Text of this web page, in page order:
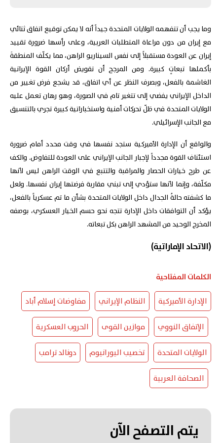
وما يجب أن تتفهمه الولايات المتحدة جيداً أنه لا يمكن توقيع اتفاق ثنائي
مع إيران من دون مراعاة المتطلبات العربية، وعلى رأسها ضرورة تقييد
إيران عن العودة مستقبلاً إلى نفس السيناريو الراهن، مما يكلّف المنطقةَ
بأكملها تبعاتٍ كبيرة. ومن المرجح أن تقويض أركان القوة الإيرانية
الغاشمة بالفعل، وبصرف النظر عن أي اتفاق، قد يشجع فرض تغيير من
الداخل الإيراني يفضي إلى تتغير تام في الصورة، وهو رهان تعمل عليه
الولايات المتحدة في ظلّ تحركات أمنية واستخباراتية كبيرة تجري بالتنسيق
مع الجانب الإسرائيلي.
والواقع أن الإدارة الأميركية ستجد نفسها في وقت محدد أمام ضرورة
استئناف القوة مجدداً لإجبار الجانب الإيراني على العودة للتفاوض. والكف
عن طرح خيارات الحصار والمراقبة والتتبع في الوقت الراهن ليس لأنها
مكلّفة، وإنما لأنها ستؤدي إلى تبني مقاربة فرضتها إيران نفسها. ولعل
ما كشفته حالةُ الجدال داخل الولايات المتحدة بشأن ما تم عسكرياً بالفعل،
يؤكد أن التوافقات داخل الإدارة تتجه نحو حسم الخيار العسكري، بوصفه
المخرج الوحيد من المشهد الراهن بكل تبعاته.
(الاتحاد الإماراتية)
الكلمات المفتاحية
الإدارة الأميركية النظام الإيراني مفاوضات إسلام أباد
الإتفاق النووي موازين القوى الحروب العسكرية
الولايات المتحدة تخصيب اليورانيوم دونالد ترامب
الصحافة العربية
يتم التصفح الآن